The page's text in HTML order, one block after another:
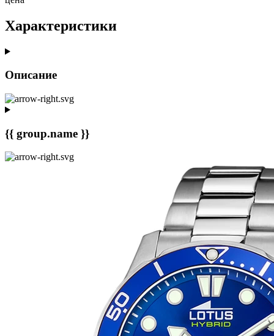
Характеристики
Описание
{{ group.name }}